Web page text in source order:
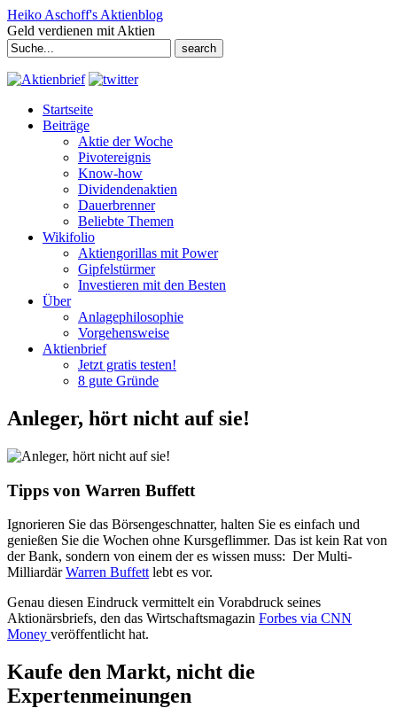
Heiko Aschoff's Aktienblog
Geld verdienen mit Aktien
Search
for:
Startseite
Beiträge
Aktie der Woche
Pivotereignis
Know-how
Dividendenaktien
Dauerbrenner
Beliebte Themen
Wikifolio
Aktiengorillas mit Power
Gipfelstürmer
Investieren mit den Besten
Über
Anlagephilosophie
Vorgehensweise
Aktienbrief
Jetzt gratis testen!
8 gute Gründe
Anleger, hört nicht auf sie!
Tipps von Warren Buffett
Ignorieren Sie das Börsengeschnatter, halten Sie es einfach und
genießen Sie die Wochen ohne Kursgeflimmer. Das ist kein Rat von
der Bank, sondern von einem der es wissen muss: Der Multi-
MilliardärWarren Buffett lebt es vor.
Genau diesen Eindruck vermittelt ein Vorabdruck seines
Aktionärsbriefs, den das Wirtschaftsmagazin Forbes via CNN
Money veröffentlicht hat.
Kaufe den Markt, nicht die
Expertenmeinungen